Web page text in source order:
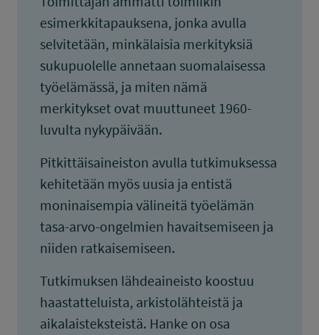
esimerkkitapauksena, jonka avulla
selvitetään, minkälaisia merkityksiä
sukupuolelle annetaan suomalaisessa
työelämässä, ja miten nämä
merkitykset ovat muuttuneet 1960-
luvulta nykypäivään.
Pitkittäisaineiston avulla tutkimuksessa
kehitetään myös uusia ja entistä
moninaisempia välineitä työelämän
tasa-arvo-ongelmien havaitsemiseen ja
niiden ratkaisemiseen.
Tutkimuksen lähdeaineisto koostuu
haastatteluista, arkistolähteistä ja
aikalaisteksteistä. Hanke on osa